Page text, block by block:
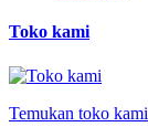
Toko kami
Temukan toko kami